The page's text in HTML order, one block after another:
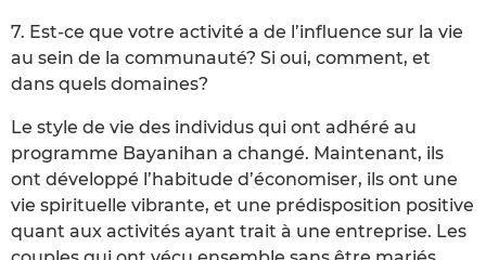
7. Est-ce que votre activité a de l’influence sur la vie
au sein de la communauté? Si oui, comment, et
dans quels domaines?
Le style de vie des individus qui ont adhéré au
programme Bayanihan a changé. Maintenant, ils
ont développé l’habitude d’économiser, ils ont une
vie spirituelle vibrante, et une prédisposition positive
quant aux activités ayant trait à une entreprise. Les